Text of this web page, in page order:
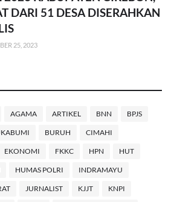
DARI 51 DESA DISERAHKAN
25, 2023
AGAMA ARTIKEL BNN BPJS
BURUH CIMAHI
EKONOMI FKKC HPN HUT
HUMAS POLRI INDRAMAYU
JURNALIST KJJT KNPI